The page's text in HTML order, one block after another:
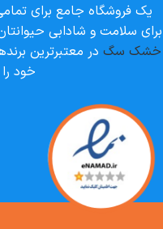
یک فروشگاه جامع برای
برای سلامت و شادابی
خشک سگ در معتبرترین
خود